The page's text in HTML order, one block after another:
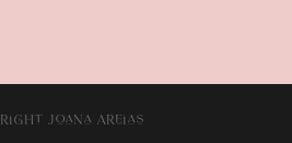
JoaNa AReias